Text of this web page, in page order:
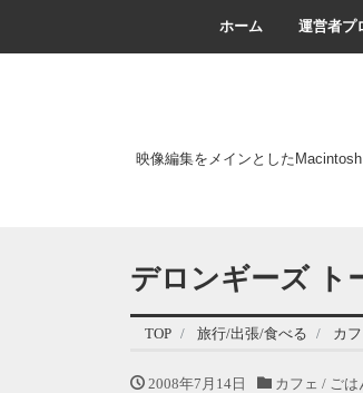
ホーム 運営者プ
映像編集をメインとした
デロンギーズ ト
TOP 旅行/出張/食べる カ
2008年7月14日 カフェ / ごは